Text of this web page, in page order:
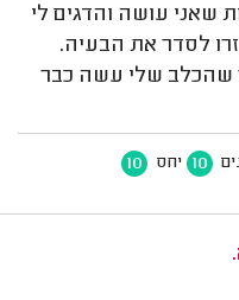
שאני עושה והדגים לי
לסדר את הבעיה.
שהכלב שלי עשה כבר
10 יחס 10